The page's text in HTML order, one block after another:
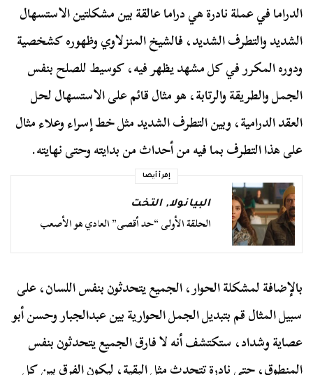
الدراما في عملة نادرة هي دراما عالقة بين مشكلتين الاستسهال
الشديد والتطرف الشديد، فالشيخ المنزلاوي وظهوره كشخصية
ودوره المكرر في كل مشهد يظهر فيه، كوسيط للصلح بنفس
الجمل والطريقة والرتابة، هو مثال قائم على الاستسهال لحل
العقد الدرامية، وبين التطرف الشديد مثل خط إسراء وعلاء مثال
على هذا التطرف بما فيه من أحداث من بدايته وحتى نهايته.
إقرأ أيضا
البيانولا,التخت
الحلقة الأولى “حد أقصى” العادي هو الأصعب
بالإضافة لمشكلة الحوار، الجميع يتحدثون بنفس اللسان، على
سبيل المثال قم بتبديل الجمل الحوارية بين عبدالجبار وحسن أبو
عصاية وشداد، ستكتشف أنه لا فارق الجميع يتحدثون بنفس